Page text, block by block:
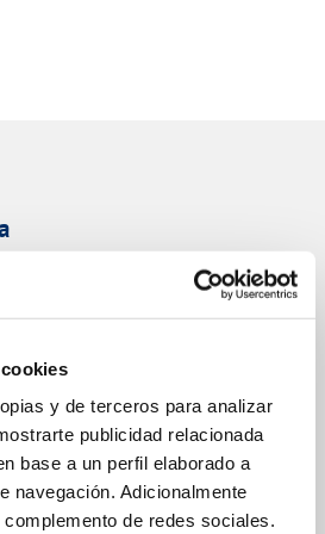
y de terceros para analizar
publicidad relacionada
base a un perfil elaborado a
navegación. Adicionalmente
de redes sociales.